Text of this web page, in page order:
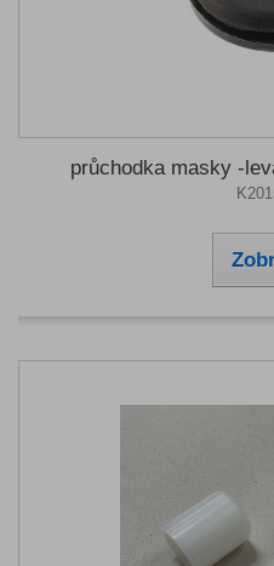
průchodka masky -